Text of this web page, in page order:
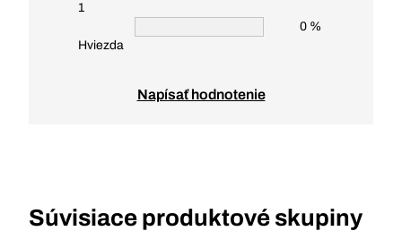
1
Hviezda
0 %
Napísať hodnotenie
Súvisiace produktové skupiny